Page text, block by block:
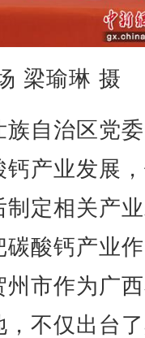
梁瑜琳 摄
自治区党
钙产业发展
定相关产
酸钙产业
市作为广
不仅出台